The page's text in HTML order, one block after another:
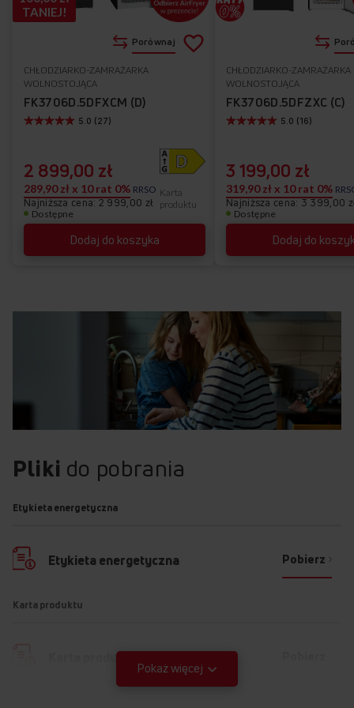
TOTAL NOFROST
Brak konieczności rozmrażania
Lubisz rozmrażać lodówkę? Jeśli nie, już nigdy nie będziesz
musiał tego robić! Technologia Total NoFrost zapewnia stałą
większa higiena i dłuższa świeżość Twoich produktów, bo stała
temperatura w całej lodówce ogranicza do minimum ryzyko
rozwoju bakterii. Nie musisz nic robić, a wygodnie oszczędzasz!
Najniższa cena: 2 999,00 zł
Dostępne
CHŁODZIARKO-ZAMRAŻARKA
WOLNOSTOJĄCA
FK3706D.5DFXCM (D)
Dodaj do koszyka
5.0 (27)
Karta
produktu
2 899,00 zł
289,90 zł x 10 rat 0% RRSO
Porównaj Dodaj
ulubionych
TANIEJ!
Najniższa cena: 3 399,00
Dostępne
CHŁODZIARKO-ZAMRAŻARKA
WOLNOSTOJĄCA
FK3706D.5DFZXC (C)
Dodaj do
5.0 (16)
3 199,00 zł
319,90 zł x 10 rat 0%
Pliki do pobrania
Etykieta energetyczna
Etykieta energetyczna Pobierz
Karta produktu
Karta produktu
Pokaż więcej